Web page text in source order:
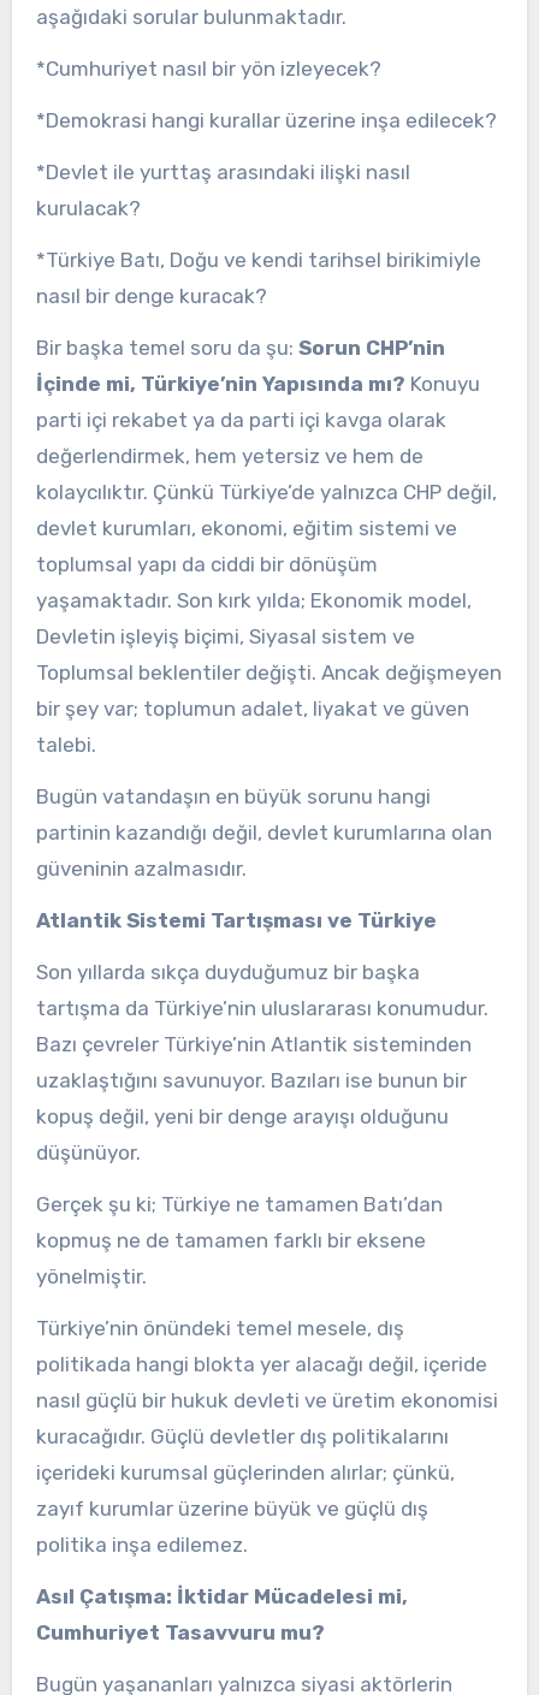
aşağıdaki sorular bulunmaktadır.
*Cumhuriyet nasıl bir yön izleyecek?
*Demokrasi hangi kurallar üzerine inşa edilecek?
*Devlet ile yurttaş arasındaki ilişki nasıl
kurulacak?
*Türkiye Batı, Doğu ve kendi tarihsel birikimiyle
nasıl bir denge kuracak?
Bir başka temel soru da şu: Sorun CHP’nin
İçinde mi, Türkiye’nin Yapısında mı? Konuyu
parti içi rekabet ya da parti içi kavga olarak
değerlendirmek, hem yetersiz ve hem de
kolaycılıktır. Çünkü Türkiye’de yalnızca CHP değil,
devlet kurumları, ekonomi, eğitim sistemi ve
toplumsal yapı da ciddi bir dönüşüm
yaşamaktadır. Son kırk yılda; Ekonomik model,
Devletin işleyiş biçimi, Siyasal sistem ve
Toplumsal beklentiler değişti. Ancak değişmeyen
bir şey var; toplumun adalet, liyakat ve güven
talebi.
Bugün vatandaşın en büyük sorunu hangi
partinin kazandığı değil, devlet kurumlarına olan
güveninin azalmasıdır.
Atlantik Sistemi Tartışması ve Türkiye
Son yıllarda sıkça duyduğumuz bir başka
tartışma da Türkiye’nin uluslararası konumudur.
Bazı çevreler Türkiye’nin Atlantik sisteminden
uzaklaştığını savunuyor. Bazıları ise bunun bir
kopuş değil, yeni bir denge arayışı olduğunu
düşünüyor.
Gerçek şu ki; Türkiye ne tamamen Batı’dan
kopmuş ne de tamamen farklı bir eksene
yönelmiştir.
Türkiye’nin önündeki temel mesele, dış
politikada hangi blokta yer alacağı değil, içeride
nasıl güçlü bir hukuk devleti ve üretim ekonomisi
kuracağıdır. Güçlü devletler dış politikalarını
içerideki kurumsal güçlerinden alırlar; çünkü,
zayıf kurumlar üzerine büyük ve güçlü dış
politika inşa edilemez.
Asıl Çatışma: İktidar Mücadelesi mi,
Cumhuriyet Tasavvuru mu?
Bugün yaşananları yalnızca siyasi aktörlerin